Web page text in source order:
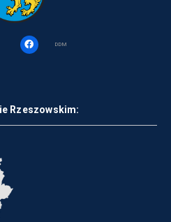
DDM
Rzeszowskim: